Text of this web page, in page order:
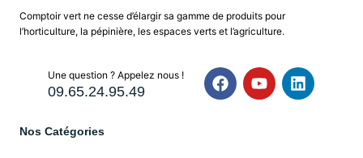
Comptoir vert ne cesse d’élargir sa gamme de produits pour
l’horticulture, la pépinière, les espaces verts et l’agriculture.
Une question ? Appelez nous !
09.65.24.95.49
Nos Catégories